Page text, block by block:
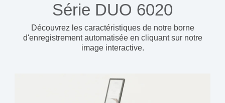
Série DUO 6020
Découvrez les caractéristiques de notre borne
d'enregistrement automatisée en cliquant sur notre
image interactive.